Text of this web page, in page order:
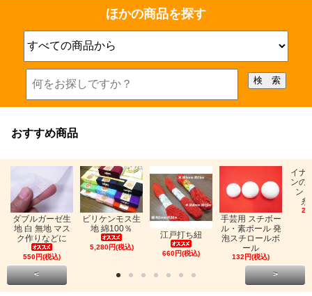
ほかの商品を探す
おすすめ商品
ダブルガーゼ生
地 白 無地 マス
ク作りなどに
550円(税込)
ビリケンモス生
地 綿100％
5,280円(税込)
江戸打ち紐
660円(税込)
手芸用 スチボー
ル・素ボール 発
泡スチロールボ
ール
132円(税込)
イナ
ンの
ン
糸
< >